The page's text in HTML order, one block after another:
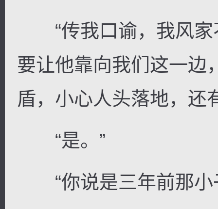
“传我口谕，我风家
要让他靠向我们这一边
盾，小心人头落地，还
“是。”
“你说是三年前那小